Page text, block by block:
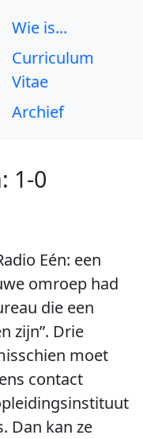
Wie is...
Curriculum
Vitae
Archief
1-0
Eén: een
omroep had
die een
zijn”. Drie
moet
contact
Dan kan ze